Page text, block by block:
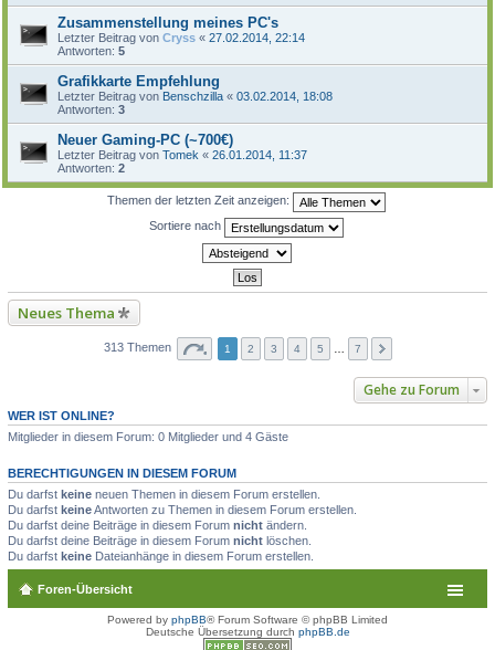
Zusammenstellung meines PC's
Letzter Beitrag von Cryss « 27.02.2014, 22:14
Antworten: 5
Grafikkarte Empfehlung
Letzter Beitrag von Benschzilla « 03.02.2014, 18:08
Antworten: 3
Neuer Gaming-PC (~700€)
Letzter Beitrag von Tomek « 26.01.2014, 11:37
Antworten: 2
Themen der letzten Zeit anzeigen:
Sortiere nach
Neues Thema
313 Themen 1 2 3 4 5 7
Gehe zu Forum
WER IST ONLINE?
Mitglieder in diesem Forum: 0 Mitglieder und 4 Gäste
BERECHTIGUNGEN IN DIESEM FORUM
Du darfst keine neuen Themen in diesem Forum erstellen.
Du darfst keineAntworten zu Themen in diesem Forum erstellen.
Du darfst deine Beiträge in diesem Forum nicht ändern.
Du darfst deine Beiträge in diesem Forum nicht löschen.
Du darfst keine Dateianhänge in diesem Forum erstellen.
Foren-Übersicht
Powered by phpBB® Forum Software © phpBB Limited
Deutsche Übersetzung durch phpBB.de